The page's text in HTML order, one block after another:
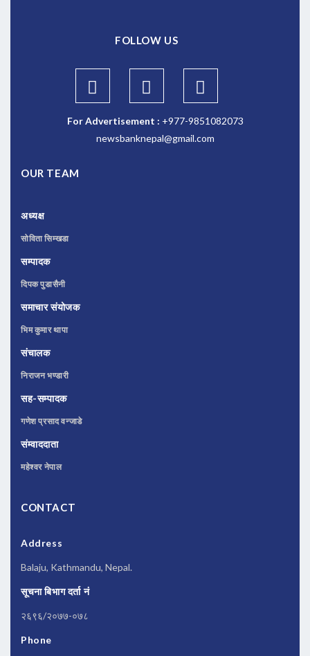
FOLLOW US
For Advertisement : +977-9851082073
newsbanknepal@gmail.com
OUR TEAM
अध्यक्ष
सोविता सिम्खडा
सम्पादक
दिपक पुडासैनी
समाचार संयोजक
भिम कुमार थापा
संचालक
निराजन भण्डारी
सह-सम्पादक
गणेश प्रसाद वन्जाडे
संम्वाददाता
महेश्वर नेपाल
CONTACT
Address
Balaju, Kathmandu, Nepal.
सूचना बिभाग दर्ता नं
२६९६/२०७७-०७८
Phone